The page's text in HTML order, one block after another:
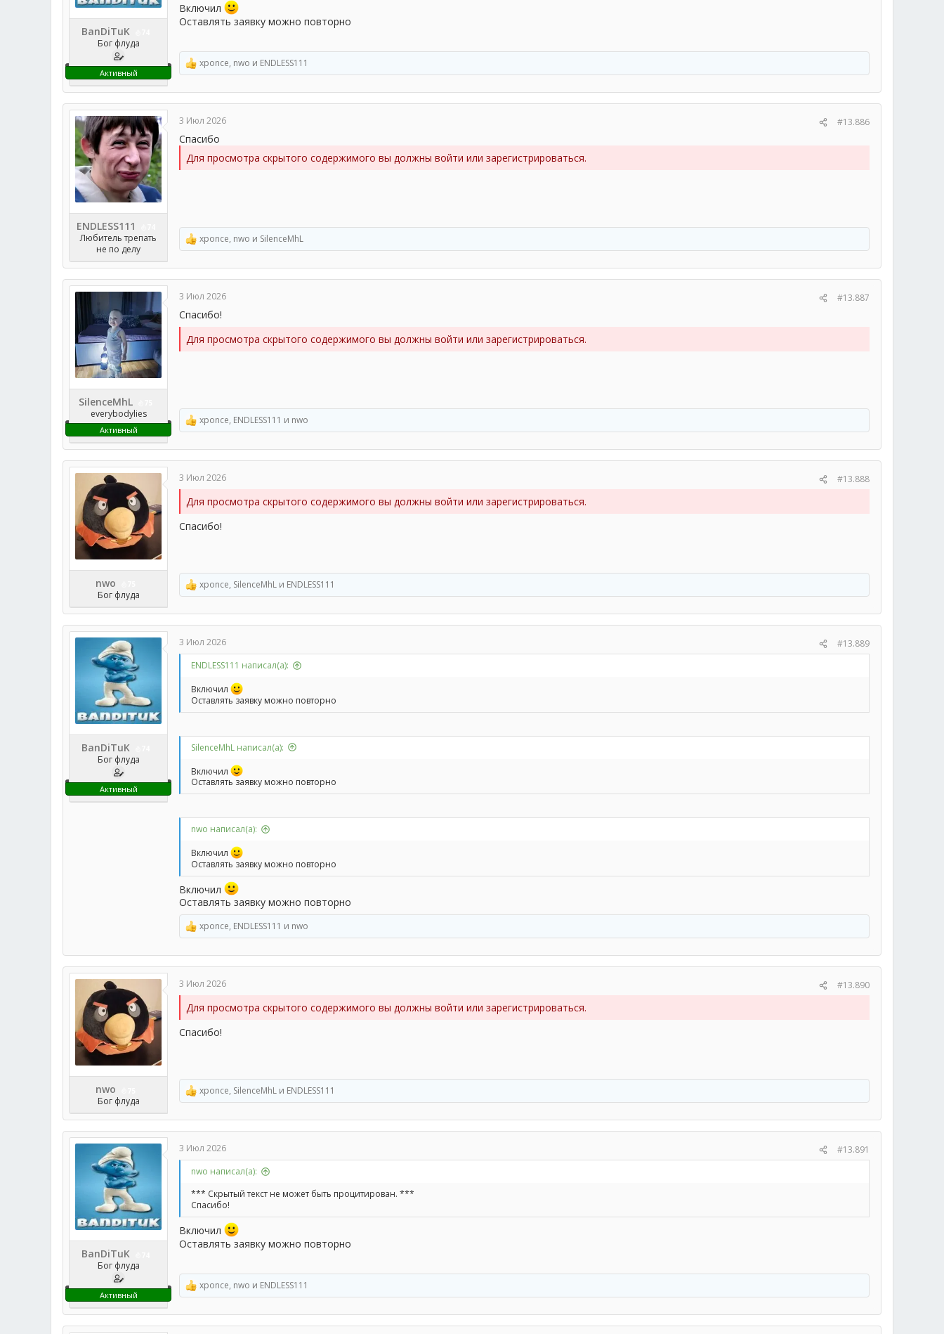
BanDiTuK
Бог флуда
Активный
Включил
Оставлять заявку можно повторно
Р
е
а
к
и
и
:
xponce, nwo и ENDLESS111
ENDLESS111
Любитель трепать
не по делу
3 Июл 2026 #13.886
Спасибо
Для просмотра скрытого содержимого вы должны войти или зарегистрироваться.
Р
е
а
к
и
и
:
xponce, nwo и SilenceMhL
SilenceMhL
everybodylies
Активный
3 Июл 2026 #13.887
Спасибо!
Для просмотра скрытого содержимого вы должны войти или зарегистрироваться.
Р
е
а
к
и
:
xponce, ENDLESS111 и nwo
nwo
Бог флуда
3 Июл 2026 #13.888
Для просмотра скрытого содержимого вы должны войти или зарегистрироваться.
Спасибо!
Р
е
а
к
и
и
xponce, SilenceMhL и ENDLESS111
BanDiTuK
Бог флуда
Активный
3 Июл 2026
#13.889
ENDLESS111 написал(а):
Включил
Оставлять заявку можно повторно
SilenceMhL написал(а):
Включил
Оставлять заявку можно повторно
nwo написал(а):
Включил
Оставлять заявку можно повторно
Включил
Оставлять заявку можно повторно
Р
е
а
к
и
:
xponce, ENDLESS111 и nwo
nwo
Бог флуда
3 Июл 2026 #13.890
Для просмотра скрытого содержимого вы должны войти или зарегистрироваться.
Спасибо!
Р
е
а
к
и
и
xponce, SilenceMhL и ENDLESS111
BanDiTuK
Бог флуда
Активный
3 Июл 2026
#13.891
nwo написал(а):
*** Скрытый текст не может быть процитирован. ***
Спасибо!
Включил
Оставлять заявку можно повторно
Р
е
а
к
xponce, nwo и ENDLESS111